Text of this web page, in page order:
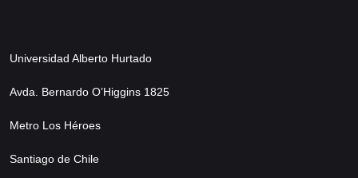
Universidad Alberto Hurtado
Avda. Bernardo O’Higgins 1825
Metro Los Héroes
Santiago de Chile